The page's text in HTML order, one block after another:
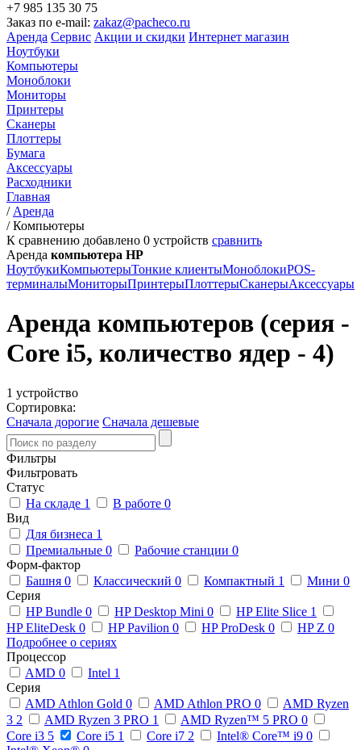
+7 985 135 30 75
Заказ по e-mail: zakaz@pacheco.ru
Аренда Сервис Акции и скидки Интернет магазин
Ноутбуки
Компьютеры
Моноблоки
Мониторы
Принтеры
Сканеры
Плоттеры
Бумага
Аксессуары
Расходники
Главная
/ Аренда
/Компьютеры
К сравнению добавлено 0 устройств сравнить
Аренда компьютера HP
НоутбукиКомпьютерыТонкие клиентыМоноблокиPOS-
терминалыМониторыПринтерыПлоттерыСканерыАксессуары
Аренда компьютеров (серия -
Core i5, количество ядер - 4)
1 устройство
Сортировка:
Сначала дорогие Сначала дешевые
Фильтры
Фильтровать
Статус
На складе 1 В работе 0
Вид
Для бизнеса 1
Премиальные 0 Рабочие станции 0
Форм-фактор
Башня 0 Классический 0 Компактный 1 Мини 0
Серия
HP Bundle 0 HP Desktop Mini 0 HP Elite Slice 1
HP EliteDesk 0 HP Pavilion 0 HP ProDesk 0 HP Z 0
Подробнее о сериях
Процессор
AMD 0 Intel 1
Серия
AMD Athlon Gold 0 AMD Athlon PRO 0
AMD Ryzen
3 2 AMD Ryzen 3 PRO 1 AMD Ryzen™ 5 PRO 0
Core i3 5 Core i5 1 Core i7 2 Intel® Core™ i9 0